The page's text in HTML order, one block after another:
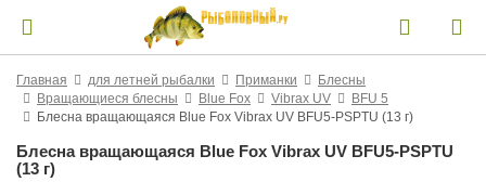
Главная для летней рыбалки Приманки
Блесны
Вращающиеся блесны
Blue Fox Vibrax UV
BFU 5
Блесна вращающаяся Blue Fox Vibrax UV BFU5-PSPTU (13 г)
Блесна вращающаяся Blue Fox Vibrax UV BFU5-PSPTU
(13 г)